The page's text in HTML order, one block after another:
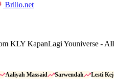
Brilio.net
KLY KapanLagi Youniverse - All
Aaliyah Massaid Sarwendah Lesti